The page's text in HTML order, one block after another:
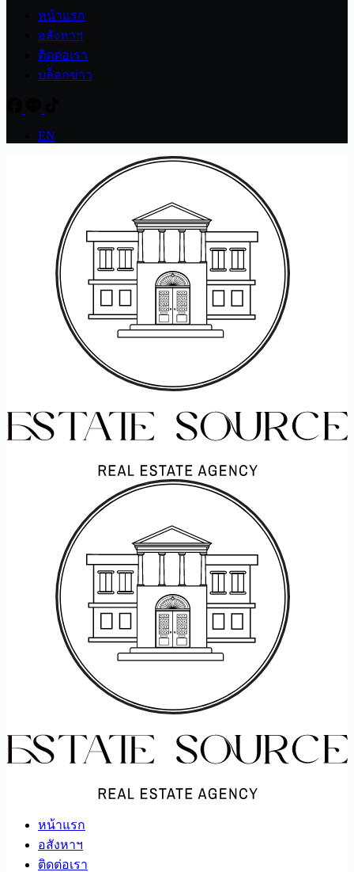
หน้าแรก
อสังหาฯ
ติดต่อเรา
บล็อกข่าว
EN
หน้าแรก
อสังหาฯ
ติดต่อเรา